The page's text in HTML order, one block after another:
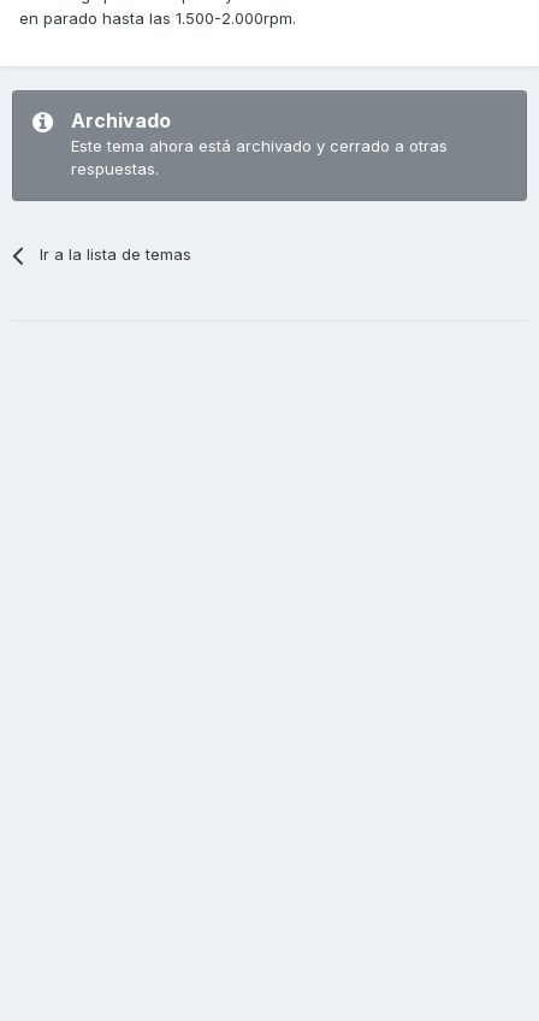
en parado hasta las 1.500-2.000rpm.
Archivado
Este tema ahora está archivado y cerrado a otras
respuestas.
Ir a la lista de temas